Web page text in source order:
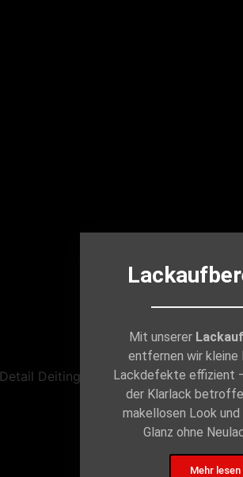
Mit unserer
entfernen wir kleine
Lackdefekte effizient
der Klarlack
makellosen Look
Glanz ohne
Mehr lesen